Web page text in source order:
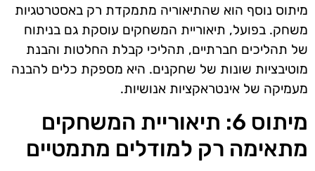
מיתוס נוסף הוא שהתיאוריה מתמקדת רק באסטרטגיות
משחק. בפועל, תיאוריית המשחקים עוסקת גם בניתוח
של תהליכים חברתיים, תהליכי קבלת החלטות והבנת
מוטיבציות שונות של שחקנים. היא מספקת כלים להבנה
מעמיקה של אינטראקציות אנושיות.
מיתוס 6: תיאוריית המשחקים
מתאימה רק למודלים מתמטיים